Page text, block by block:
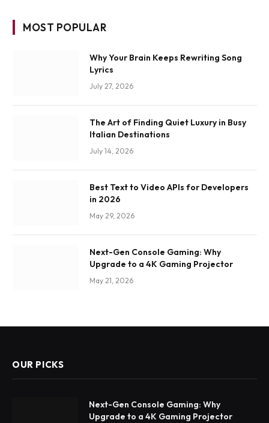
MOST POPULAR
Why Your Brain Keeps Rewriting Song
Lyrics
July 27, 2026
The Art of Finding Quiet Luxury in Busy
Italian Destinations
July 14, 2026
Best Text to Video APIs for Developers
in 2026
May 29, 2026
Next-Gen Console Gaming: Why
Upgrade to a 4K Gaming Projector
May 21, 2026
OUR PICKS
Next-Gen Console Gaming: Why
Upgrade to a 4K Gaming Projector